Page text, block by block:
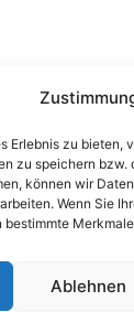
Erlebnis zu
zu speichern
können wir
Wenn Sie
Ablehnen
Widerrufsrecht